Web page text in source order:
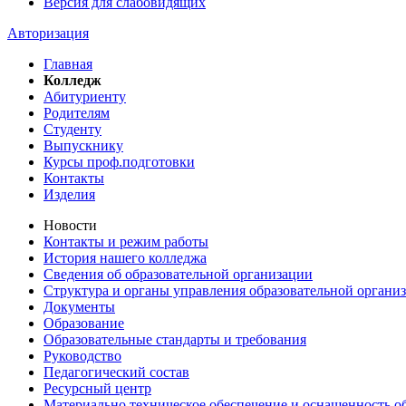
Авторизация
Главная
Колледж
Абитуриенту
Родителям
Студенту
Выпускнику
Курсы проф.подготовки
Контакты
Изделия
Новости
Контакты и режим работы
История нашего колледжа
Сведения об образовательной организации
Структура и органы управления образовательной
Документы
Образование
Образовательные стандарты и требования
Руководство
Педагогический состав
Ресурсный центр